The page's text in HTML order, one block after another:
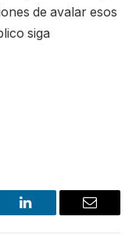
de avalar esos
siga
LinkedIn Email